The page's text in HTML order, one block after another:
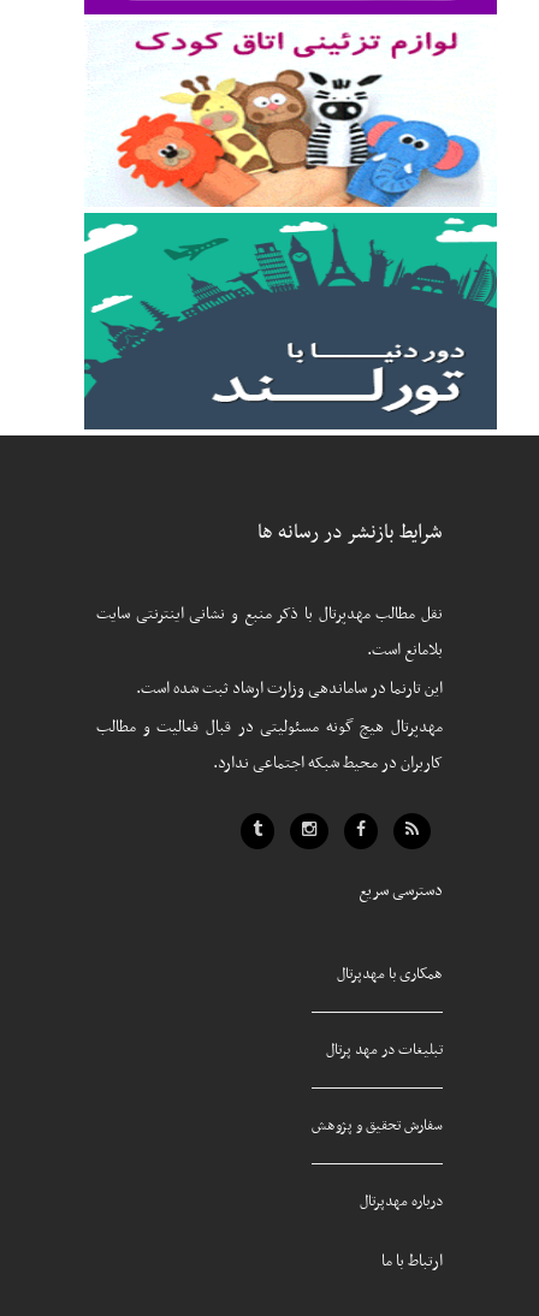
شرایط بازنشر در رسانه ها
نقل مطالب مهدپرتال با ذکر منبع و نشانی اینترنتی سایت
بلامانع است.
این تارنما در ساماندهی وزارت ارشاد ثبت شده است.
مهدپرتال هیچ گونه مسئولیتی در قبال فعالیت و مطالب
کاربران در محیط شبکه اجتماعی ندارد.
دسترسی سریع
همکاری با مهدپرتال
تبلیغات در مهد پرتال
سفارش تحقیق و پژوهش
درباره مهدپرتال
ارتباط با ما